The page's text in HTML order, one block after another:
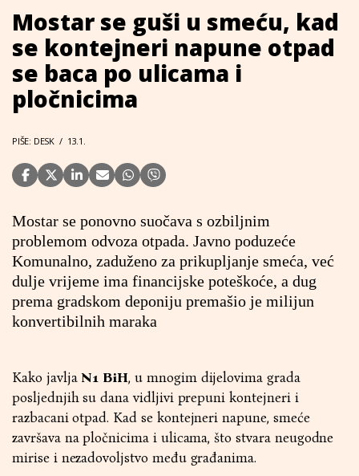
Mostar se guši u smeću, kad
se kontejneri napune otpad
se baca po ulicama i
pločnicima
PIŠE: DESK / 13.1.
Mostar se ponovno suočava s ozbiljnim
problemom odvoza otpada. Javno poduzeće
Komunalno, zaduženo za prikupljanje smeća, već
dulje vrijeme ima financijske poteškoće, a dug
prema gradskom deponiju premašio je milijun
konvertibilnih maraka
Kako javljaN1 BiH, u mnogim dijelovima grada
posljednjih su dana vidljivi prepuni kontejneri i
razbacani otpad. Kad se kontejneri napune, smeće
završava na pločnicima i ulicama, što stvara neugodne
mirise i nezadovoljstvo među građanima.